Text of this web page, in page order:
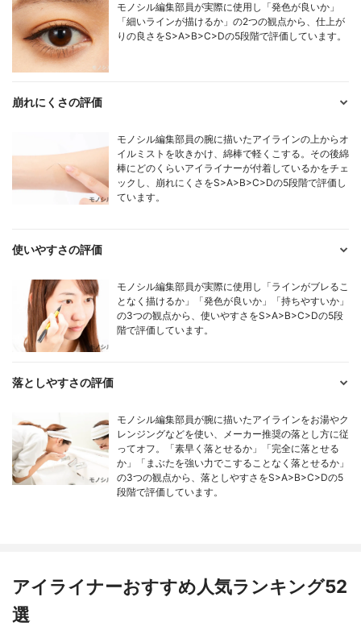
モノシル編集部員が実際に使用し「発色が良いか」
「細いラインが描けるか」の2つの観点から、仕上が
りの良さをS>A>B>C>Dの5段階で評価しています。
崩れにくさの評価
モノシル編集部員の腕に描いたアイラインの上からオ
イルミストを吹きかけ、綿棒で軽くこする。その後綿
棒にどのくらいアイライナーが付着しているかをチェ
ックし、崩れにくさをS>A>B>C>Dの5段階で評価し
ています。
使いやすさの評価
モノシル編集部員が実際に使用し「ラインがブレるこ
となく描けるか」「発色が良いか」「持ちやすいか」
の3つの観点から、使いやすさをS>A>B>C>Dの5段
階で評価しています。
落としやすさの評価
モノシル編集部員が腕に描いたアイラインをお湯やク
レンジングなどを使い、メーカー推奨の落とし方に従
ってオフ。「素早く落とせるか」「完全に落とせる
か」「まぶたを強い力でこすることなく落とせるか」
の3つの観点から、落としやすさをS>A>B>C>Dの5
段階で評価しています。
アイライナーおすすめ人気ランキング52
選